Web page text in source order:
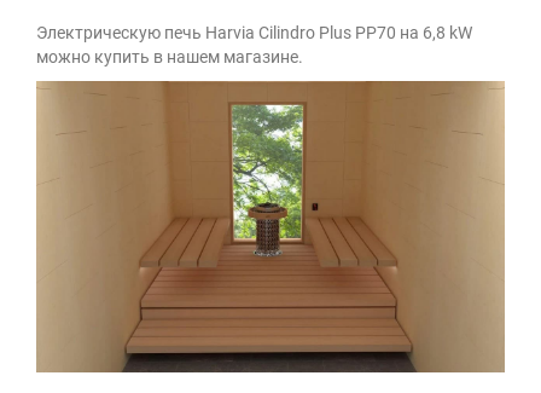
Электрическую печь Harvia Cilindro Plus PP70 на 6,8 kW
можно купить в нашем магазине.